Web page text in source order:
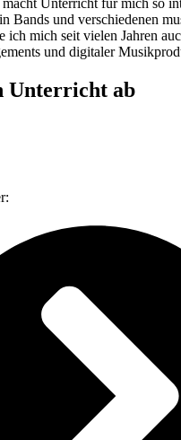
Unterricht für mich so
Bands und verschiedenen
ich mich seit vielen Jahren
und digitaler
Unterricht ab